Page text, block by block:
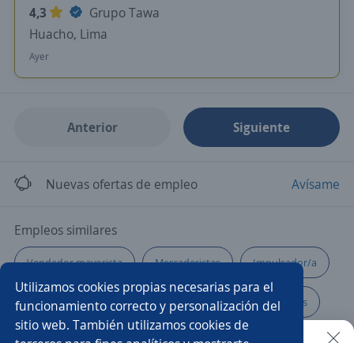
4,3
Grupo Tawa
Huacho, Lima
Ayer
Anterior Siguiente
Nuevas ofertas de empleo Avísame
Empleos similares
Vendedor mayorista Mercaderistas Impulsador/a
Vendedor/a Vendedores/as Asesor/a de ventas
Utilizamos cookies propias necesarias para el
funcionamiento correcto y personalización del
sitio web. También utilizamos cookies de